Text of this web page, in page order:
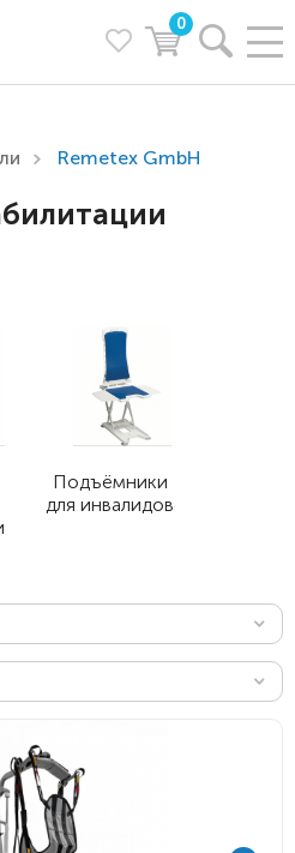
0
Remetex GmbH
Подъёмники
для инвалидов